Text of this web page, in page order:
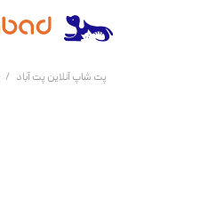
پت شاپ آنلاین پت آباد